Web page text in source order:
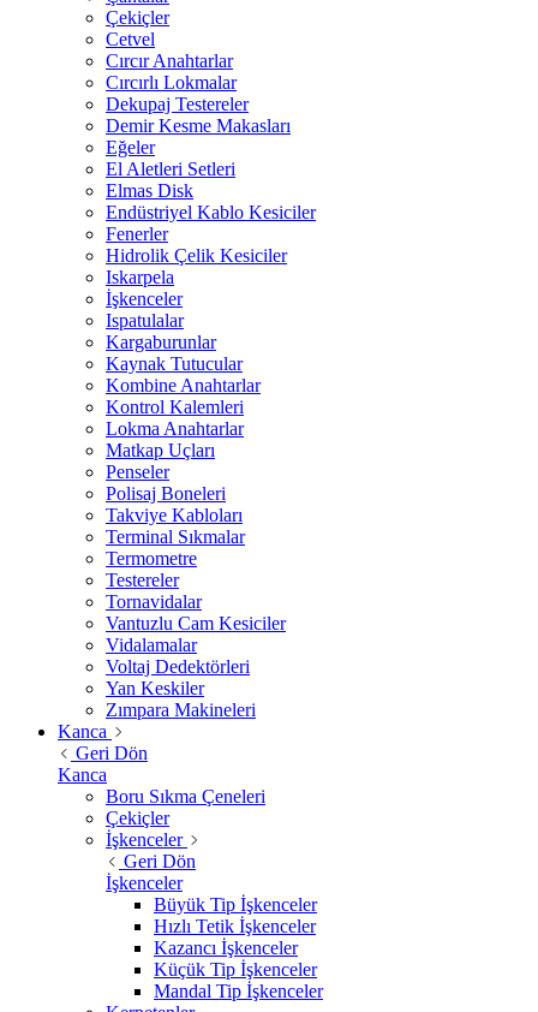
Çekiçler
Cetvel
Cırcır Anahtarlar
Cırcırlı Lokmalar
Dekupaj Testereler
Demir Kesme Makasları
Eğeler
El Aletleri Setleri
Elmas Disk
Endüstriyel Kablo Kesiciler
Fenerler
Hidrolik Çelik Kesiciler
Iskarpela
İşkenceler
Ispatulalar
Kargaburunlar
Kaynak Tutucular
Kombine Anahtarlar
Kontrol Kalemleri
Lokma Anahtarlar
Matkap Uçları
Penseler
Polisaj Boneleri
Takviye Kabloları
Terminal Sıkmalar
Termometre
Testereler
Tornavidalar
Vantuzlu Cam Kesiciler
Vidalamalar
Voltaj Dedektörleri
Yan Keskiler
Zımpara Makineleri
Kanca
Geri Dön
Kanca
Boru Sıkma Çeneleri
Çekiçler
İşkenceler
Geri Dön
İşkenceler
Büyük Tip İşkenceler
Hızlı Tetik İşkenceler
Kazancı İşkenceler
Küçük Tip İşkenceler
Mandal Tip İşkenceler